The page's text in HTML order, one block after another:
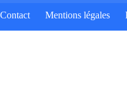
Contact Mentions légales